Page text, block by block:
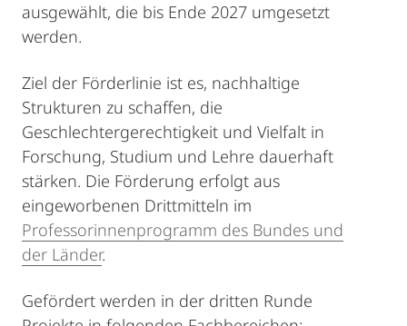
ausgewählt, die bis Ende 2027 umgesetzt
werden.
Ziel der Förderlinie ist es, nachhaltige
Strukturen zu schaffen, die
Geschlechtergerechtigkeit und Vielfalt in
Forschung, Studium und Lehre dauerhaft
stärken. Die Förderung erfolgt aus
eingeworbenen Drittmitteln im
Professorinnenprogramm des Bundes und
der Länder.
Gefördert werden in der dritten Runde